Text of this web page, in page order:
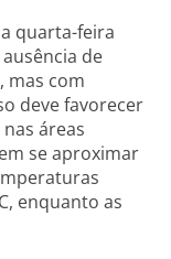
quarta-feira
de
mas com
deve favorecer
áreas
se aproximar
enquanto as